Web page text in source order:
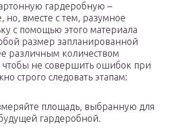
гардеробную –
но, вместе с тем, разумное
с помощью этого материала
размер запланированной
различным количеством
чтобы не совершить ошибок при
строго следовать этапам:
площадь, выбранную для
гардеробной.